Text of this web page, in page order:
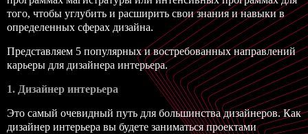
того, чтобы углубить и расширить свои знания и навыки в
определенных сферах дизайна.
Представляем 5 популярных и востребованных направлений
карьеры для дизайнера интерьера.
1. Дизайнер интерьера
Это самый очевидный путь для большинства дизайнеров. Как
дизайнер интерьера вы будете заниматься проектами